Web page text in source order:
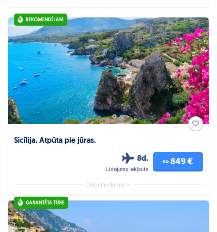
REKOMENDĒJAM
Sicīlija. Atpūta pie jūras.
8d.
Lidojums iekļauts
no 849 €
Ceļojuma datumi
GARANTĒTA TŪRE